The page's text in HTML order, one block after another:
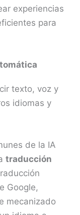
experiencias
para
texto, voz y
idiomas y
de la IA
traducción
Google,
mecanizado